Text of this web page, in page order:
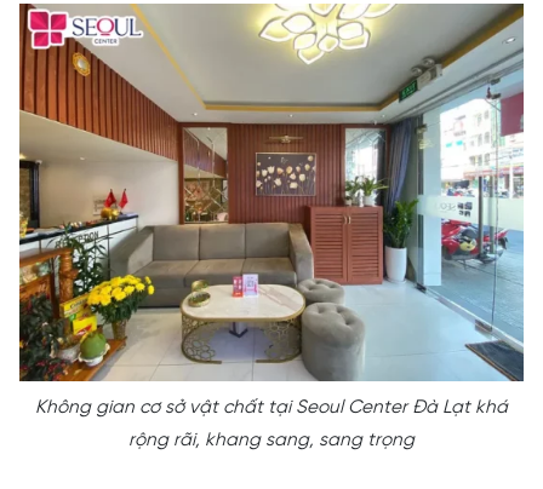
Không gian cơ sở vật chất tại Seoul Center Đà Lạt khá
rộng rãi, khang sang, sang trọng